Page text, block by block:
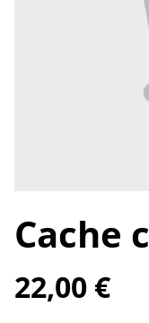
Cache
22,00 €